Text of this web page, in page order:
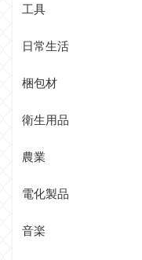
工具
日常生活
梱包材
衛生用品
農業
電化製品
音楽